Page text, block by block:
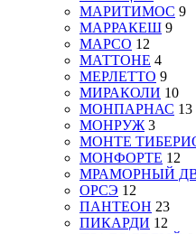
МАРИТИМОС 9
МАРРАКЕШ 9
МАРСО 12
МАТТОНЕ 4
МЕРЛЕТТО 9
МИРАКОЛИ 10
МОНПАРНАС 13
МОНРУЖ 3
МОНТЕ
МОНФОРТЕ 12
МРАМОРНЫЙ
ОРСЭ 12
ПАНТЕОН 23
ПИКАРДИ 12